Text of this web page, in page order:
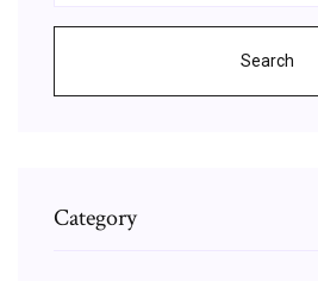
Search
Category